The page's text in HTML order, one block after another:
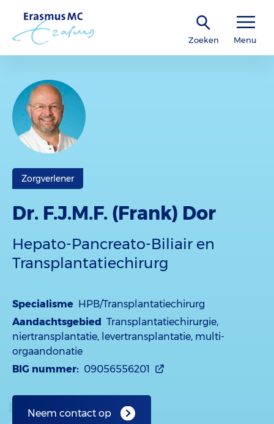
Zoeken Menu
Zorgverlener
Dr. F.J.M.F. (Frank) Dor
Hepato-Pancreato-Biliair en
Transplantatiechirurg
Specialisme HPB/Transplantatiechirurg
Aandachtsgebied Transplantatiechirurgie,
niertransplantatie, levertransplantatie, multi-
orgaandonatie
BIG nummer: 09056556201
Neem contact op